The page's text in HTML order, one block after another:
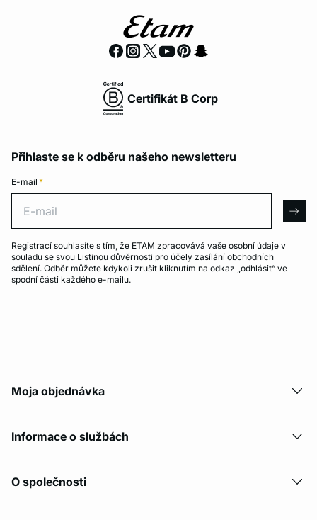
Certifikát B Corp
Přihlaste se k odběru našeho newsletteru
E-mail *
Registrací souhlasíte s tím, že ETAM zpracovává vaše osobní údaje v
souladu se svou Listinou důvěrnosti pro účely zasílání obchodních
sdělení. Odběr můžete kdykoli zrušit kliknutím na odkaz „odhlásit“ ve
spodní části každého e-mailu.
Moja objednávka
Informace o službách
O společnosti